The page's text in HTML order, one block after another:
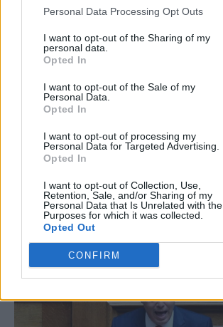
Personal Data Processing Opt Outs
I want to opt-out of the Sharing of my
personal data.
Opted In
I want to opt-out of the Sale of my
Personal Data.
Opted In
I want to opt-out of processing my
Personal Data for Targeted Advertising.
Opted In
I want to opt-out of Collection, Use,
Retention, Sale, and/or Sharing of my
Personal Data that Is Unrelated with the
Purposes for which it was collected.
Opted Out
CONFIRM